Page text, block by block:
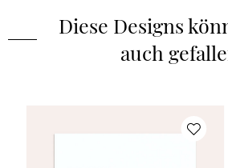
Diese Designs
auch